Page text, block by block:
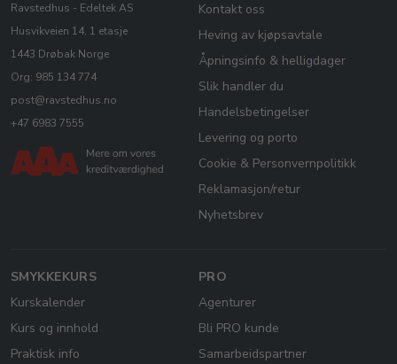
Ravstedhus - Edeltek AS
Husvikveien 14, 1 etasje
1443 Drøbak Norge
Org: 985 134 774
post@ravstedhus.no
+47 6983 7555
Kontakt oss
Heving av kjøpsavtale
Åpningsinfo & helligdager
Slik handler du
Handelsbetingelser
Levering og porto
Cookie & Personvernpolitikk
Reklamasjon/retur
Nyhetsbrev
SMYKKEKURS
Kurskalender
Kurs og innhold
Praktisk info
PRO
Agenturer
Bli PRO kunde
Samarbeidspartner